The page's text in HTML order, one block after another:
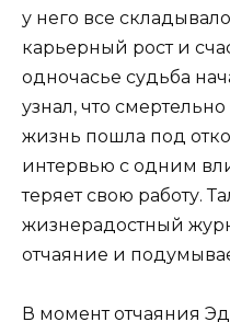
у него все
карьерный рост и
одночасье судьба
узнал, что
жизнь пошла под
интервью с одним
теряет свою работу.
жизнерадостный
отчаяние и
В момент отчаяния